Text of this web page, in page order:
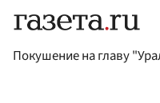
Покушение на главу